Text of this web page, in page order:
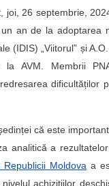
joi, 26 septembrie,
an de la adoptarea
„Viitorul” și
AVM. Membrii
dificultăților
că este
analitică a
Moldova a
achizițiilor